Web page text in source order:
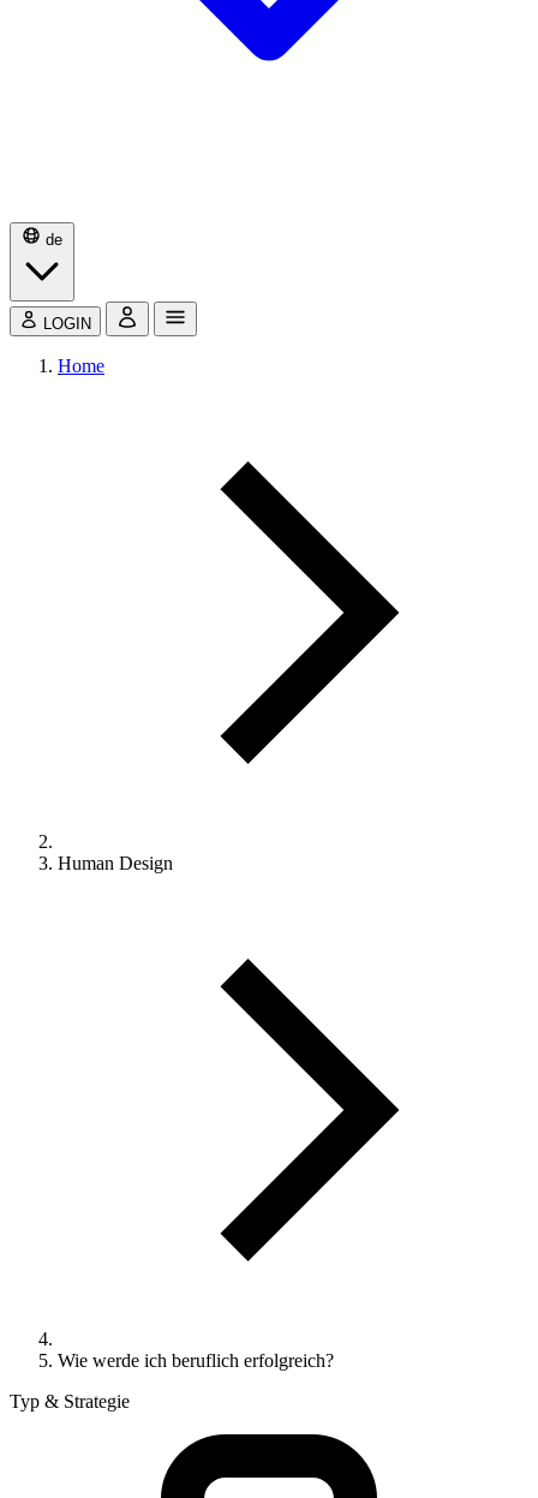
de
LOGIN
Home
Human Design
Wie werde ich beruflich erfolgreich?
Typ & Strategie